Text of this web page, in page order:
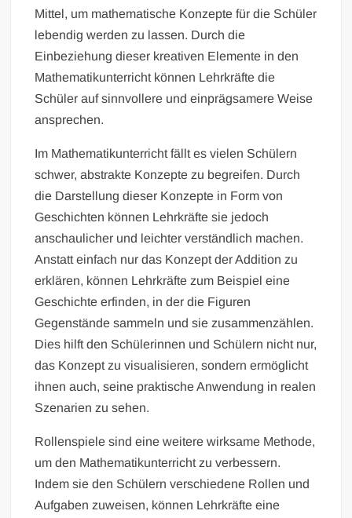
Mittel, um mathematische Konzepte für die Schüler
lebendig werden zu lassen. Durch die
Einbeziehung dieser kreativen Elemente in den
Mathematikunterricht können Lehrkräfte die
Schüler auf sinnvollere und einprägsamere Weise
ansprechen.
Im Mathematikunterricht fällt es vielen Schülern
schwer, abstrakte Konzepte zu begreifen. Durch
die Darstellung dieser Konzepte in Form von
Geschichten können Lehrkräfte sie jedoch
anschaulicher und leichter verständlich machen.
Anstatt einfach nur das Konzept der Addition zu
erklären, können Lehrkräfte zum Beispiel eine
Geschichte erfinden, in der die Figuren
Gegenstände sammeln und sie zusammenzählen.
Dies hilft den Schülerinnen und Schülern nicht nur,
das Konzept zu visualisieren, sondern ermöglicht
ihnen auch, seine praktische Anwendung in realen
Szenarien zu sehen.
Rollenspiele sind eine weitere wirksame Methode,
um den Mathematikunterricht zu verbessern.
Indem sie den Schülern verschiedene Rollen und
Aufgaben zuweisen, können Lehrkräfte eine